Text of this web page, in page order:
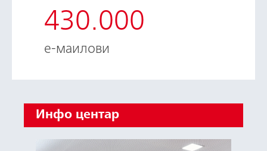
430.000
е-маилови
Инфо центар